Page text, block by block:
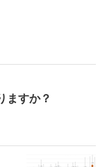
ますか？